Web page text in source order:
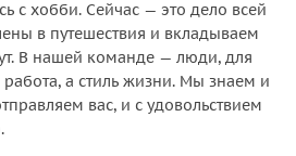
с хобби. Сейчас — это дело всей
в путешествия и вкладываем
В нашей команде — люди, для
а стиль жизни. Мы знаем и
вас, и с удовольствием